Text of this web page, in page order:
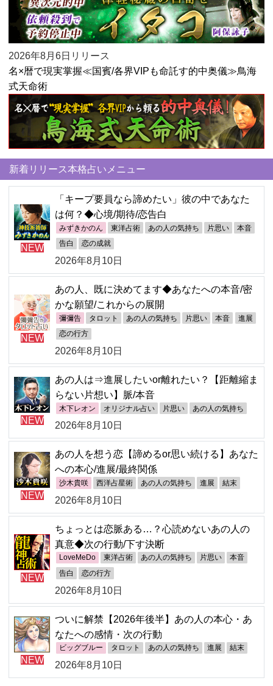
2026年8月6日リリース
名×暦で現実掌握≪国賓/各界VIPも命託す的中奥儀≫鳥海
式天命術
新着リリース本格占いメニュー
NEW
「キープ要員なら諦めたい」彼の中であなた
は何？◆心境/期待/恋告白
みずきかのん 東洋占術 あの人の気持ち 片思い 本音
告白 恋の成就
2026年8月10日
NEW
あの人、既に決めてます◆あなたへの本音/密
かな願望/これからの展開
彌彌告 タロット あの人の気持ち 片思い 本音 進展
恋の行方
2026年8月10日
NEW
あの人は⇒進展したいor離れたい？【距離縮ま
らない片想い】脈/本音
木下レオン オリジナル占い 片思い あの人の気持ち
2026年8月10日
NEW
あの人を想う恋【諦めるor思い続ける】あなた
への本心/進展/最終関係
沙木貴咲 西洋占星術 あの人の気持ち 進展 結末
2026年8月10日
NEW
ちょっとは恋脈ある…？心読めないあの人の
真意◆次の行動/下す決断
LoveMeDo 東洋占術 あの人の気持ち 片思い 本音
告白 恋の行方
2026年8月10日
NEW
ついに解禁【2026年後半】あの人の本心・あ
なたへの感情・次の行動
ビッグブルー タロット あの人の気持ち 進展 結末
2026年8月10日